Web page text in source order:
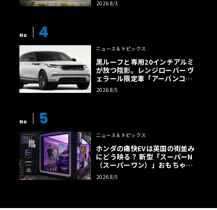
2026 8/3
No 4
ニュース＆トピックス
黒ルーフと専用20インチアルミ
が放つ陰影。レンジローバー ヴ
ェラール限定車「アーバンコン
トラスト・エディション」登場
2026 8/5
No 5
ニュース＆トピックス
ホンダの痛快EVは英国の街並み
にどう映る？ 新型「スーパーN
（スーパーワン）」おもちゃ箱
ツアーの全貌
2026 8/5